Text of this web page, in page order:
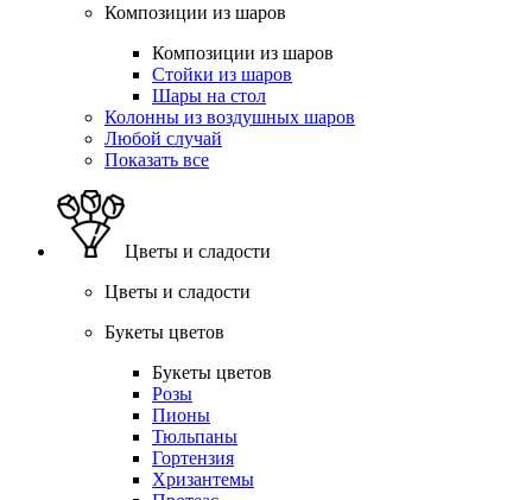
Композиции из шаров
Композиции из шаров
Стойки из шаров
Шары на стол
Колонны из воздушных шаров
Любой случай
Показать все
Цветы и сладости
Цветы и сладости
Букеты цветов
Букеты цветов
Розы
Пионы
Тюльпаны
Гортензия
Хризантемы